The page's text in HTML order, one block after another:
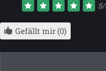
5/
Gefällt mir (0)